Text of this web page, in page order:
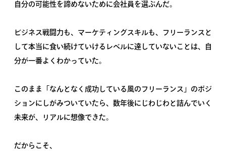
自分の可能性を諦めないために会社員を選ぶんだ。
ビジネス戦闘力も、マーケティングスキルも、フリーランスと
して本当に食い続けていけるレベルに達していないことは、自
分が一番よくわかっていた。
このまま「なんとなく成功している風のフリーランス」のポジ
ションにしがみついていたら、数年後にじわじわと詰んでいく
未来が、リアルに想像できた。
だからこそ、